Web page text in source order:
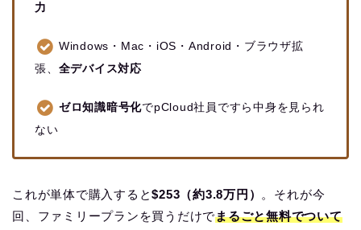
力
Windows・Mac・iOS・Android・ブラウザ拡
張、 全デバイス対応
ゼロ知識暗号化でpCloud社員ですら中身を見られ
ない
これが単体で購入すると$253（約3.8万円） 。それが今
回、ファミリープランを買うだけでまるごと無料でついて